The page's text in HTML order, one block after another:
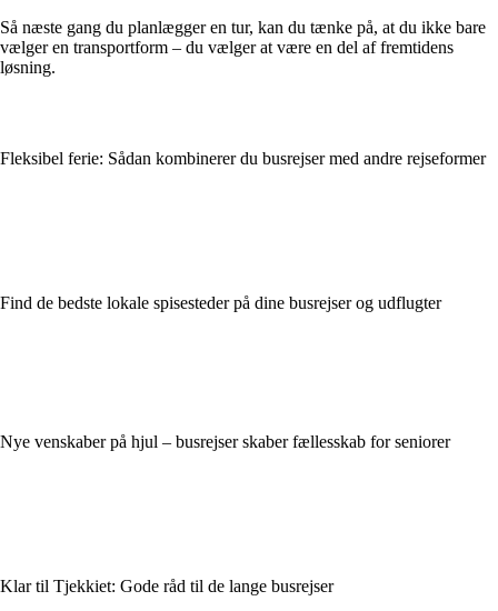
Så næste gang du planlægger en tur, kan du tænke på, at du ikke bare
vælger en transportform – du vælger at være en del af fremtidens
løsning.
Fleksibel ferie: Sådan kombinerer du busrejser med andre rejseformer
Find de bedste lokale spisesteder på dine busrejser og udflugter
Nye venskaber på hjul – busrejser skaber fællesskab for seniorer
Klar til Tjekkiet: Gode råd til de lange busrejser